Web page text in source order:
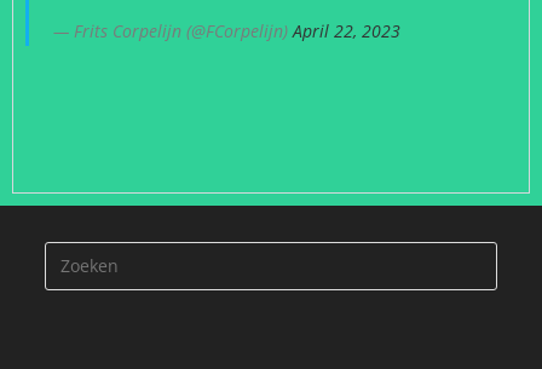
— Frits Corpelijn (@FCorpelijn) April 22, 2023